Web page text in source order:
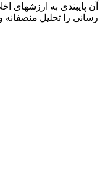
به ارزشهای
را تحلیل